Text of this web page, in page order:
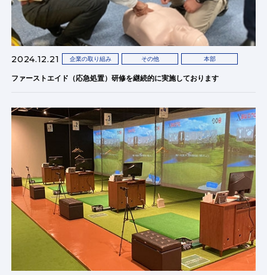
2024.12.21 企業の取り組み その他 本部
ファーストエイド（応急処置）研修を継続的に実施しております